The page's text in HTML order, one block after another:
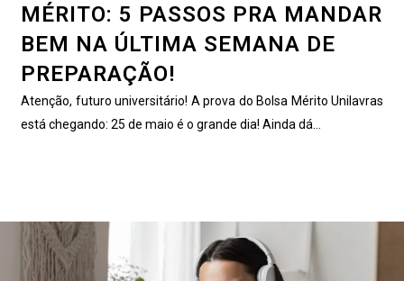
MÉRITO: 5 PASSOS PRA MANDAR
BEM NA ÚLTIMA SEMANA DE
PREPARAÇÃO!
Atenção, futuro universitário! A prova do Bolsa Mérito Unilavras
está chegando: 25 de maio é o grande dia! Ainda dá...